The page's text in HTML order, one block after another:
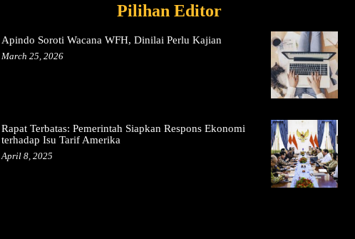
Pilihan Editor
Apindo Soroti Wacana WFH, Dinilai Perlu Kajian
March 25, 2026
Rapat Terbatas: Pemerintah Siapkan Respons Ekonomi
terhadap Isu Tarif Amerika
April 8, 2025